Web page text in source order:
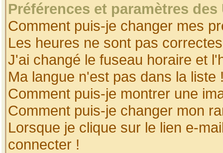
Préférences et paramètres
Comment puis-je changer mes
Les heures ne sont pas
J'ai changé le fuseau horaire et
Ma langue n'est pas dans la liste
Comment puis-je montrer une
Comment puis-je changer mon
Lorsque je clique sur le lien e-
connecter !